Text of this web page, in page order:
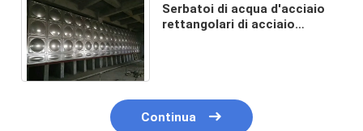
Serbatoi di acqua d'acciaio
rettangolari di acciaio
Continua